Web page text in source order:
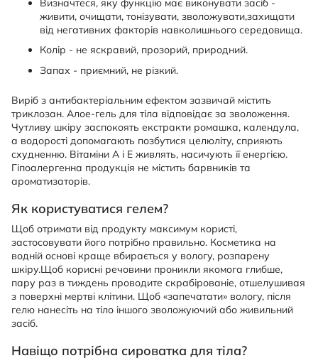
живити, очищати, тонізувати, зволожувати,захищати
від негативних факторів навколишнього середовища.
Колір - не яскравий, прозорий, природний.
Запах - приємний, не різкий.
Виріб з антибактеріальним ефектом зазвичай містить
триклозан. Алое-гель для тіла відповідає за зволоження.
Чутливу шкіру заспокоять екстракти ромашка, календула,
а водорості допомагають позбутися целюліту, сприяють
схудненню. Вітаміни А і Е живлять, насичують її енергією.
Гіпоалергенна продукція не містить барвників та
ароматизаторів.
Як користуватися гелем?
Щоб отримати від продукту максимум користі,
застосовувати його потрібно правильно. Косметика на
водній основі краще вбирається у вологу, розпарену
шкіру.Щоб корисні речовини проникли якомога глибше,
пару раз в тиждень проводите скрабірованіе, отшелушивая
з поверхні мертві клітини. Щоб «запечатати» вологу, після
гелю нанесіть на тіло іншого зволожуючий або живильний
засіб.
Навіщо потрібна сироватка для тіла?